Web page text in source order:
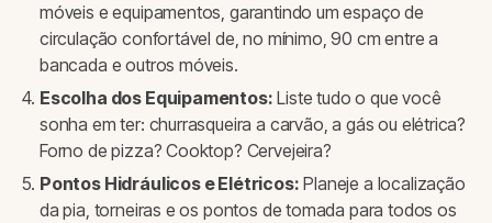
móveis e equipamentos, garantindo um espaço de
circulação confortável de, no mínimo, 90 cm entre a
bancada e outros móveis.
Escolha dos Equipamentos: Liste tudo o que você
sonha em ter: churrasqueira a carvão, a gás ou elétrica?
Forno de pizza? Cooktop? Cervejeira?
Pontos Hidráulicos e Elétricos: Planeje a localização
da pia, torneiras e os pontos de tomada para todos os